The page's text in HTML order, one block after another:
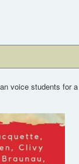
voice students for